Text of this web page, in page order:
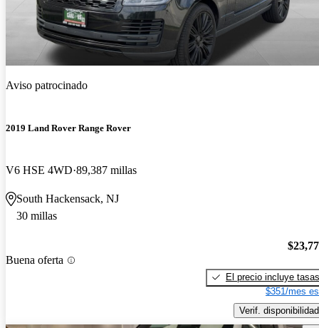
Aviso patrocinado
2019 Land Rover Range Rover
V6 HSE 4WD 89,387 millas
South Hackensack, NJ
30 millas
Buena oferta
El precio incluye tasas
$351/mes
Verif. disponibilidad